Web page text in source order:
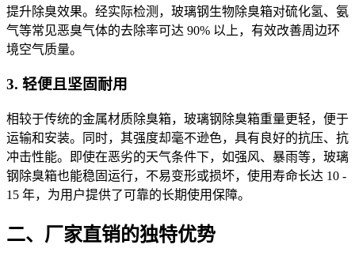
提升除臭效果。经实际检测，玻璃钢生物除臭箱对硫化氢、氨
气等常见恶臭气体的去除率可达 90% 以上，有效改善周边环
境空气质量。
3. 轻便且坚固耐用
相较于传统的金属材质除臭箱，玻璃钢除臭箱重量更轻，便于
运输和安装。同时，其强度却毫不逊色，具有良好的抗压、抗
冲击性能。即使在恶劣的天气条件下，如强风、暴雨等，玻璃
钢除臭箱也能稳固运行，不易变形或损坏，使用寿命长达 10 -
15 年，为用户提供了可靠的长期使用保障。
二、厂家直销的独特优势